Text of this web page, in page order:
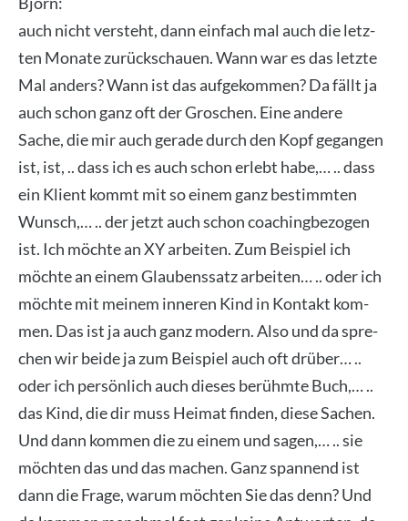
auch nicht ver­steht, dann ein­fach mal auch die letz­
ten Mona­te zurück­schau­en. Wann war es das letz­te
Mal anders? Wann ist das auf­ge­kom­men? Da fällt ja
auch schon ganz oft der Gro­schen. Eine ande­re
Sache, die mir auch gera­de durch den Kopf gegan­gen
ist, ist, .. dass ich es auch schon erlebt habe,… .. dass
ein Kli­ent kommt mit so einem ganz bestimm­ten
Wunsch,… .. der jetzt auch schon coa­ching­be­zo­gen
ist. Ich möch­te an XY arbei­ten. Zum Bei­spiel ich
möch­te an einem Glau­bens­satz arbei­ten… .. oder ich
möch­te mit mei­nem inne­ren Kind in Kon­takt kom­
men. Das ist ja auch ganz modern. Also und da spre­
chen wir bei­de ja zum Bei­spiel auch oft drü­ber… ..
oder ich per­sön­lich auch die­ses berühm­te Buch,… ..
das Kind, die dir muss Hei­mat fin­den, die­se Sachen.
Und dann kom­men die zu einem und sagen,… .. sie
möch­ten das und das machen. Ganz span­nend ist
dann die Fra­ge, war­um möch­ten Sie das denn? Und